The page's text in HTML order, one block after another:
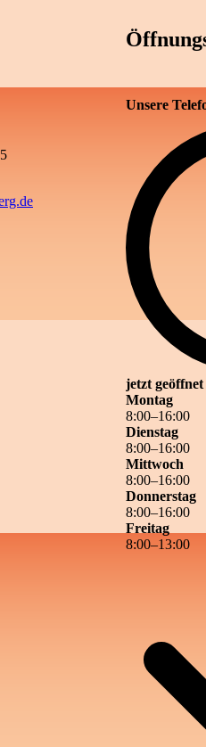
Unsere
jetzt geöffnet
Montag
8:00–16:00
Dienstag
8:00–16:00
Mittwoch
8:00–16:00
Donnerstag
8:00–16:00
Freitag
8:00–13:00